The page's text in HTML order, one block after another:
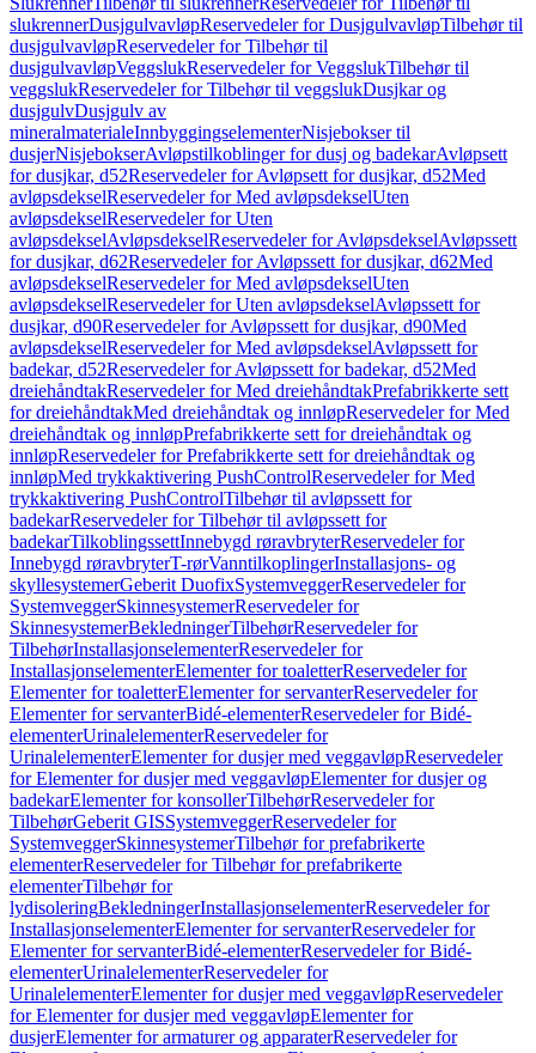
slukrennerDusjgulvavløpReservedeler for DusjgulvavløpTilbehør til
dusjgulvavløpReservedeler for Tilbehør til
dusjgulvavløpVeggslukReservedeler for VeggslukTilbehør til
veggslukReservedeler for Tilbehør til veggslukDusjkar og
dusjgulvDusjgulv av
mineralmaterialeInnbyggingselementerNisjebokser til
dusjerNisjebokserAvløpstilkoblinger for dusj og badekarAvløpsett
for dusjkar, d52Reservedeler for Avløpsett for dusjkar, d52Med
avløpsdekselReservedeler for Med avløpsdekselUten
avløpsdekselReservedeler for Uten
avløpsdekselAvløpsdekselReservedeler for AvløpsdekselAvløpssett
for dusjkar, d62Reservedeler for Avløpssett for dusjkar, d62Med
avløpsdekselReservedeler for Med avløpsdekselUten
avløpsdekselReservedeler for Uten avløpsdekselAvløpssett for
dusjkar, d90Reservedeler for Avløpssett for dusjkar, d90Med
avløpsdekselReservedeler for Med avløpsdekselAvløpssett for
badekar, d52Reservedeler for Avløpssett for badekar, d52Med
dreiehåndtakReservedeler for Med dreiehåndtakPrefabrikkerte sett
for dreiehåndtakMed dreiehåndtak og innløpReservedeler for Med
dreiehåndtak og innløpPrefabrikkerte sett for dreiehåndtak og
innløpReservedeler for Prefabrikkerte sett for dreiehåndtak og
innløpMed trykkaktivering PushControlReservedeler for Med
trykkaktivering PushControlTilbehør til avløpssett for
badekarReservedeler for Tilbehør til avløpssett for
badekarTilkoblingssettInnebygd røravbryterReservedeler for
Innebygd røravbryterT-rørVanntilkoplingerInstallasjons- og
skyllesystemerGeberit DuofixSystemveggerReservedeler for
SystemveggerSkinnesystemerReservedeler for
SkinnesystemerBekledningerTilbehørReservedeler for
TilbehørInstallasjonselementerReservedeler for
InstallasjonselementerElementer for toaletterReservedeler for
Elementer for toaletterElementer for servanterReservedeler for
Elementer for servanterBidé-elementerReservedeler for Bidé-
elementerUrinalelementerReservedeler for
UrinalelementerElementer for dusjer med veggavløpReservedeler
for Elementer for dusjer med veggavløpElementer for dusjer og
badekarElementer for konsollerTilbehørReservedeler for
TilbehørGeberit GISSystemveggerReservedeler for
SystemveggerSkinnesystemerTilbehør for prefabrikerte
elementerReservedeler for Tilbehør for prefabrikerte
elementerTilbehør for
lydisoleringBekledningerInstallasjonselementerReservedeler for
InstallasjonselementerElementer for servanterReservedeler for
Elementer for servanterBidé-elementerReservedeler for Bidé-
elementerUrinalelementerReservedeler for
UrinalelementerElementer for dusjer med veggavløpReservedeler
for Elementer for dusjer med veggavløpElementer for
dusjerElementer for armaturer og apparaterReservedeler for